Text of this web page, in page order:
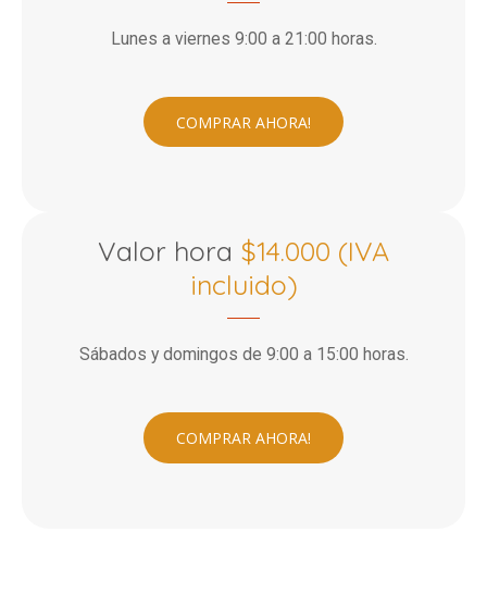
Lunes a viernes 9:00 a 21:00 horas.
COMPRAR AHORA!
Valor hora $14.000 (IVA
incluido)
Sábados y domingos de 9:00 a 15:00 horas.
COMPRAR AHORA!